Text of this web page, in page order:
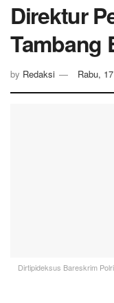
Direktur
Tambang
by Redaksi Rabu,
Dirtipideksus Bareskrim